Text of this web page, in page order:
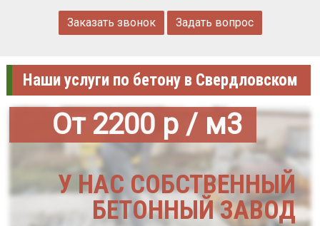
Заказать звонок Задать вопрос
Наши услуги по бетону в Свердловском
От 2200 р / м3
У НАС СОБСТВЕННЫЙ
БЕТОННЫЙ ЗАВОД